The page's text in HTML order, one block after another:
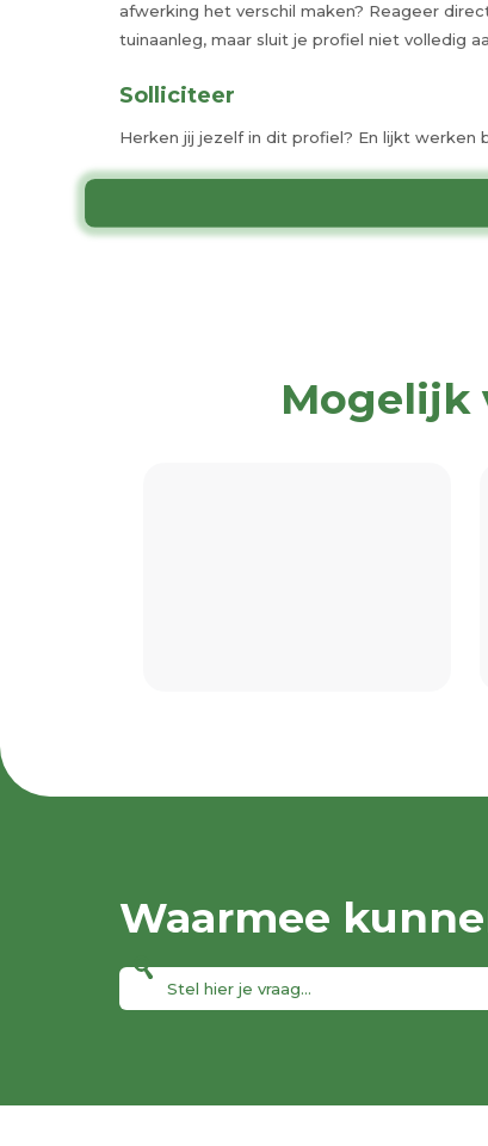
afwerking het verschil maken? Reageer
tuinaanleg, maar sluit je profiel niet volledig
Solliciteer
Herken jij jezelf in dit profiel? En lijkt werken
Mogelijk
Waarmee